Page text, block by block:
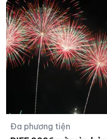
an toàn giao thông
Đa phương tiện